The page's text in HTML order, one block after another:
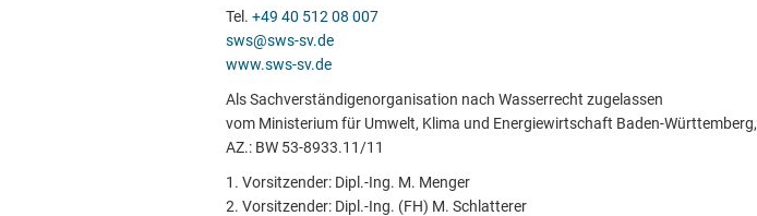
Tel. +49 40 512 08 007
sws@sws-sv.de
www.sws-sv.de
Als Sachverständigenorganisation nach Wasserrecht zugelassen
vom Ministerium für Umwelt, Klima und Energiewirtschaft Baden-Württemberg,
AZ.: BW 53-8933.11/11
1. Vorsitzender: Dipl.-Ing. M. Menger
2. Vorsitzender: Dipl.-Ing. (FH) M. Schlatterer